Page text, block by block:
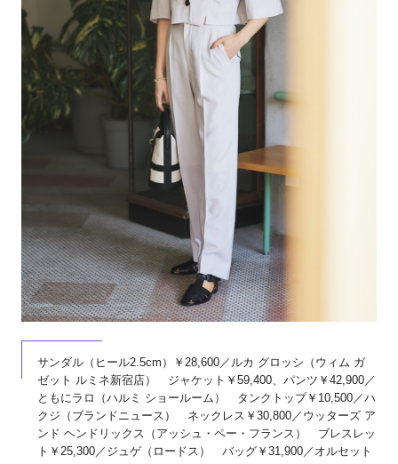
サンダル（ヒール2.5cm）￥28,600／ルカ グロッシ（ウィム ガ
ゼット ルミネ新宿店） ジャケット￥59,400、パンツ￥42,900／
ともにラロ（ハルミ ショールーム） タンクトップ￥10,500／ハ
クジ（ブランドニュース） ネックレス￥30,800／ウッターズ ア
ンド ヘンドリックス（アッシュ・ペー・フランス） ブレスレッ
ト￥25,300／ジュゲ（ロードス） バッグ￥31,900／オルセット